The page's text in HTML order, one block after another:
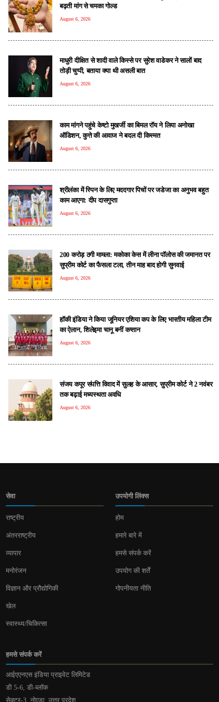
बढ़ती मांग से चमका गोल्ड
August 6, 2026
माधुरी दीक्षित से शादी वाले किस्से पर सुरेश वाडेकर ने सालों बाद
तोड़ी चुप्पी, बताया क्या थी असली बात
August 6, 2026
काम मांगने पहुंचे केष्टो मुखर्जी का बिमल रॉय ने लिया अनोखा
ऑडिशन, कुत्ते की आवाज ने बदल दी किस्मत
August 6, 2026
श्रीलंका में स्पिन के लिए मददगार पिचों पर जडेजा का अनुभव बहुत
काम आएगा: दीप दासगुप्ता
August 6, 2026
200 करोड़ ठगी मामला: मकोका केस में लीना पॉलोस की जमानत पर
सुप्रीम कोर्ट का फैसला टला, तीन माह बाद होगी सुनवाई
August 6, 2026
हॉकी इंडिया ने किया जूनियर एशिया कप के लिए भारतीय महिला टीम
का ऐलान, शिलेइमा चानू बनीं कप्तान
August 6, 2026
संजय कपूर संपत्ति विवाद में सुलह के आसार, सुप्रीम कोर्ट ने 2 नवंबर
तक बढ़ाई मध्यस्थता अवधि
August 6, 2026
सेवा
राष्ट्रीय
अंतरराष्ट्रीय
व्यापार
मनोरंजन
विज्ञान और प्रौद्योगिकी
खेल
स्वास्थ्य/चिकित्सा
उपयोगी लिंक्स
होम
हमारे बारे में
हमसे संपर्क करें
उपयोग की शर्तें
गोपनीयता नीति
हमसे संपर्क करें
आईएएनएस इंडिया प्राइवेट लिमिटेड
डी 5-6, डी-ब्लॉक
सेक्टर-3, नोएडा, उत्तर प्रदेश